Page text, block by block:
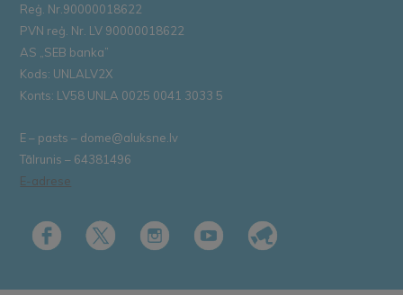
Reģ. Nr.90000018622
PVN reģ. Nr. LV 90000018622
AS „SEB banka”
Kods: UNLALV2X
Konts: LV58 UNLA 0025 0041 3033 5
E – pasts – dome@aluksne.lv
Tālrunis – 64381496
E-adrese